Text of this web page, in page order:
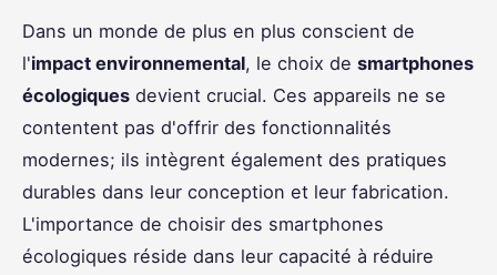
Dans un monde de plus en plus conscient de
l'impact environnemental, le choix de smartphones
écologiques devient crucial. Ces appareils ne se
contentent pas d'offrir des fonctionnalités
modernes; ils intègrent également des pratiques
durables dans leur conception et leur fabrication.
L'importance de choisir des smartphones
écologiques réside dans leur capacité à réduire